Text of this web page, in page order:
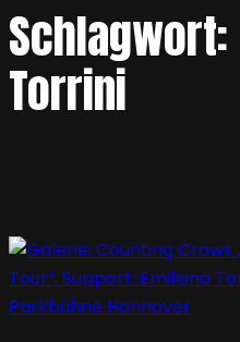
Schlagwort:
Torrini